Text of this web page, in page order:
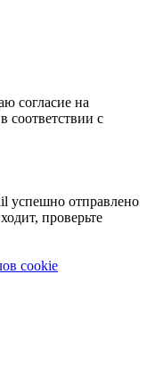
согласие на
соответствии с
успешно отправлено
проверьте
cookie